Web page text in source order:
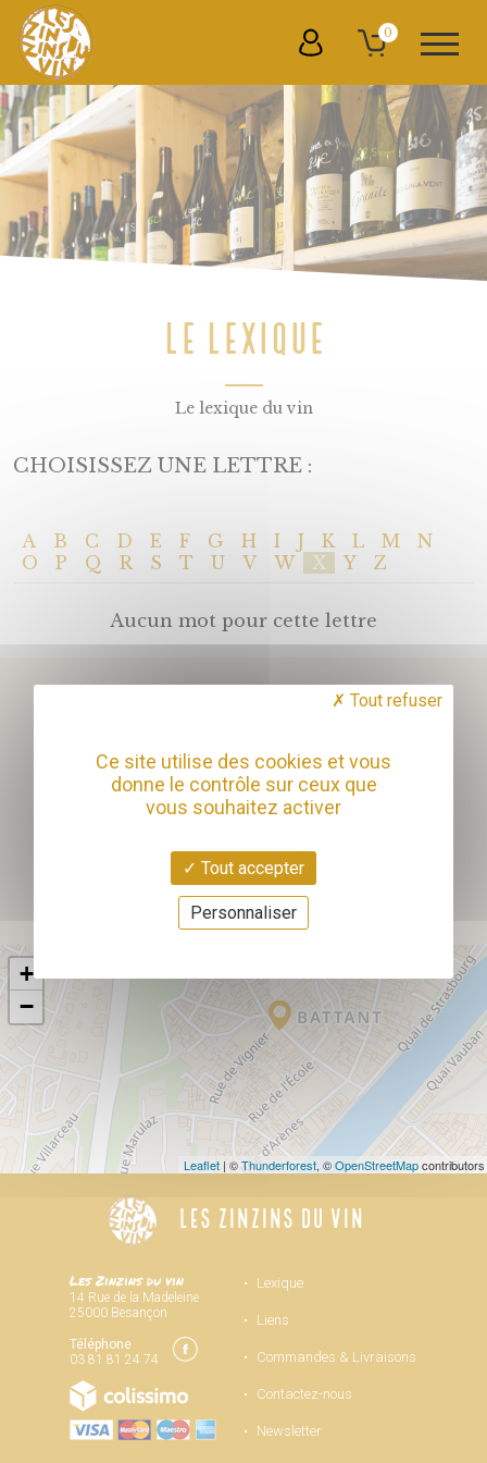
0
LE LEXIQUE
Le lexique du vin
CHOISISSEZ UNE LETTRE :
A B C D E F G H I J K L M
N
O
P Q R S T U V W X Y Z
Aucun mot pour cette lettre
+
−
Leaflet | ©Thunderforest, ©OpenStreetMapcontributors
Mercredi
de 10 heures à 19 heures
de 11h à 21h ou 21h30 ou 22h... ça dépend !
LES ZINZINS DU VIN
Les Zinzins du vin
14 Rue de la Madeleine
25000 Besançon
Téléphone
03 81 81 24 74
Lexique
Liens
Commandes & Livraisons
Contactez-nous
Newsletter
Ce site utilise des cookies et vous
donne le contrôle sur ceux que
vous souhaitez activer
Tout accepter
Tout refuser
Personnaliser